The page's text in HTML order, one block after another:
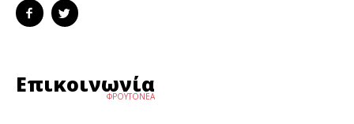
Επικοινωνία
ΦΡΟΥΤΟΝΕΑ